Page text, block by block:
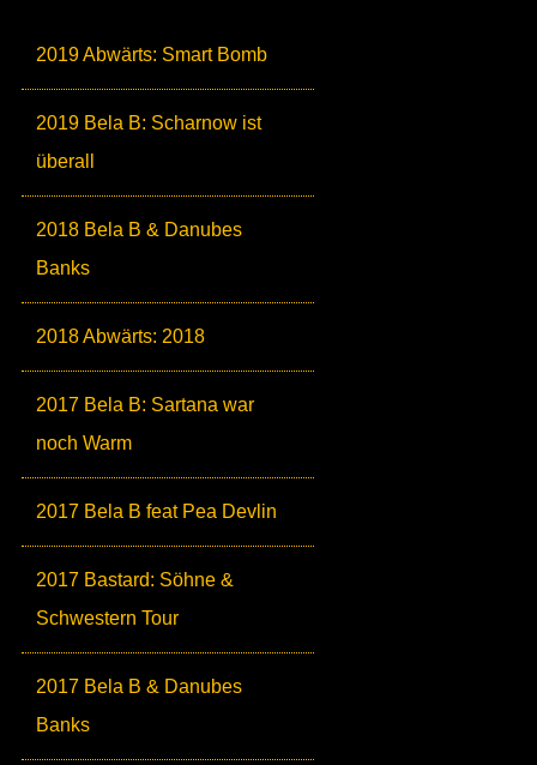
2019 Abwärts: Smart Bomb
2019 Bela B: Scharnow ist
überall
2018 Bela B & Danubes
Banks
2018 Abwärts: 2018
2017 Bela B: Sartana war
noch Warm
2017 Bela B feat Pea Devlin
2017 Bastard: Söhne &
Schwestern Tour
2017 Bela B & Danubes
Banks